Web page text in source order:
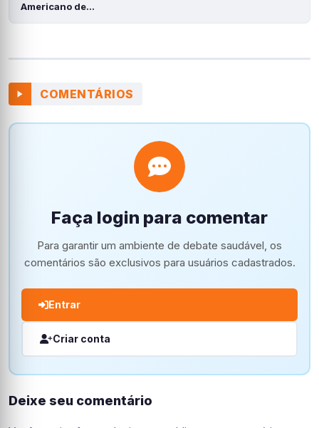
Americano de…
COMENTÁRIOS
Faça login para comentar
Para garantir um ambiente de debate saudável, os
comentários são exclusivos para usuários cadastrados.
Entrar
Criar conta
Deixe seu comentário